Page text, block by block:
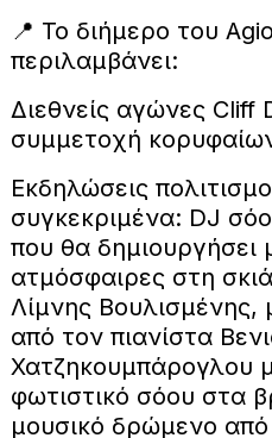
📍 Το διήμερο του
περιλαμβάνει:
Διεθνείς αγώνες Cliff
συμμετοχή
Εκδηλώσεις
συγκεκριμένα: DJ
που θα δημιουργήσει
ατμόσφαιρες στη
Λίμνης Βουλισμένης,
από τον πιανίστα
Χατζηκουμπάρογλου
φωτιστικό σόου στα
μουσικό δρώμενο